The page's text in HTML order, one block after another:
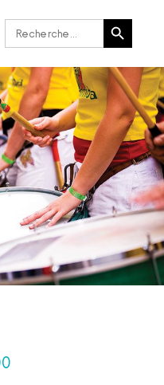
Rechercher : Bouton de recherche